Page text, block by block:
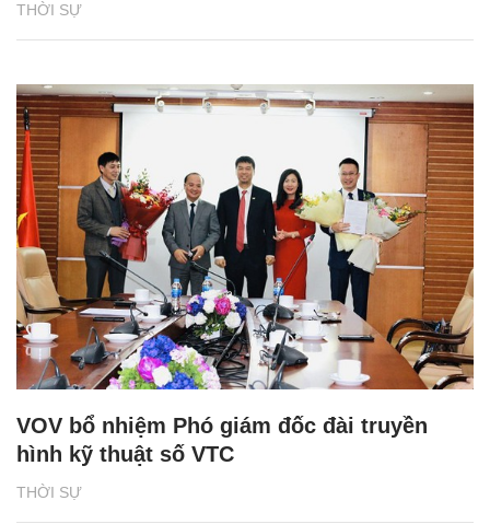
THỜI SỰ
THỜI SỰ
VOV bổ nhiệm Phó giám đốc đài truyền
hình kỹ thuật số VTC